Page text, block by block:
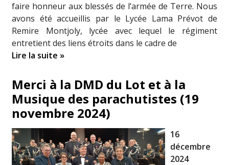
faire honneur aux blessés de l’armée de Terre. Nous
avons été accueillis par le Lycée Lama Prévot de
Remire Montjoly, lycée avec lequel le régiment
entretient des liens étroits dans le cadre de
Lire la suite »
Merci à la DMD du Lot et à la
Musique des parachutistes (19
novembre 2024)
16
décembre
2024